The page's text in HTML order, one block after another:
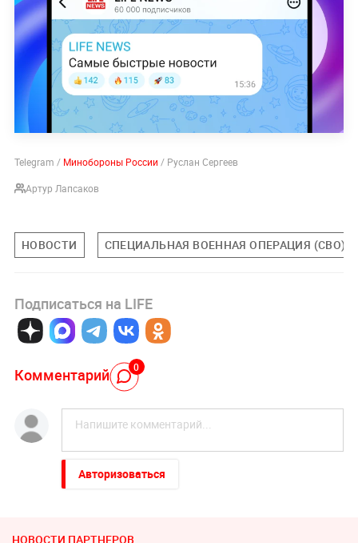
Telegram / Минобороны России / Руслан Сергеев
Артур Лапсаков
НОВОСТИ СПЕЦИАЛЬНАЯ ВОЕННАЯ ОПЕРАЦИЯ (СВО)
Подписаться на LIFE
Комментарий 0
Авторизоваться
НОВОСТИ ПАРТНЕРОВ